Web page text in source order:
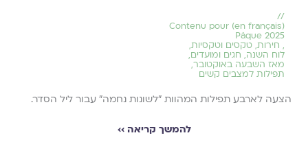
//
(en français) Contenu pour
Pâque 2025
, חירות, טקסים וטקסיות,
לוח השנה, חגים ומועדים,
מאז השבעה באוקטובר,
תפילות למצבים קשים
הצעה לארבע תפילות המהוות "לשונות נחמה" עבור ליל הסדר.
להמשך קריאה ››